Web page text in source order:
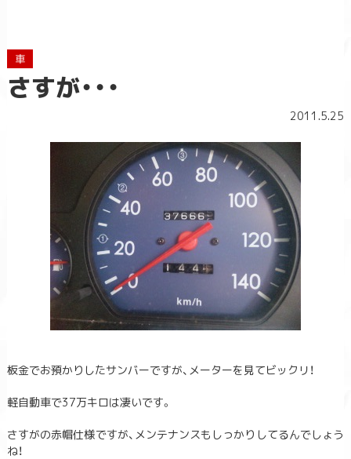
車
さすが・・・
2011.5.25
板金でお預かりしたサンバーですが、メーターを見てビックリ！
軽自動車で37万キロは凄いです。
さすがの赤帽仕様ですが、メンテナンスもしっかりしてるんでしょう
ね！